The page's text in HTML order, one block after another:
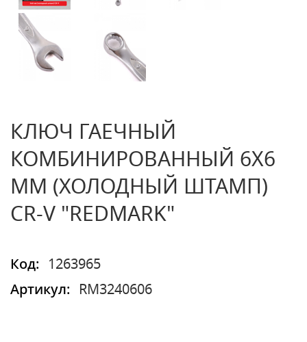
КЛЮЧ ГАЕЧНЫЙ
КОМБИНИРОВАННЫЙ 6Х6
ММ (ХОЛОДНЫЙ ШТАМП)
CR-V "REDMARK"
Код:
1263965
Артикул:
RM3240606